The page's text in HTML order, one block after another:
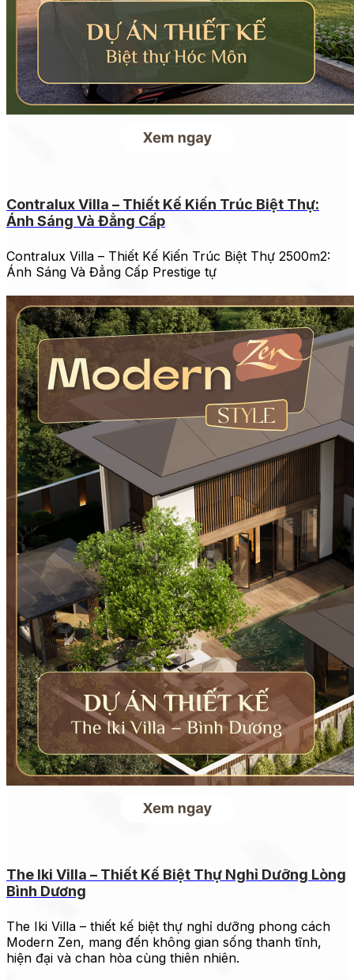
Contralux Villa – Thiết Kế Kiến Trúc Biệt Thự:
Ánh Sáng Và Đẳng Cấp
Contralux Villa – Thiết Kế Kiến Trúc Biệt Thự 2500m2:
Ánh Sáng Và Đẳng Cấp Prestige tự
The Iki Villa – Thiết Kế Biệt Thự Nghỉ Dưỡng Lòng
Bình Dương
The Iki Villa – thiết kế biệt thự nghỉ dưỡng phong cách
Modern Zen, mang đến không gian sống thanh tĩnh,
hiện đại và chan hòa cùng thiên nhiên.